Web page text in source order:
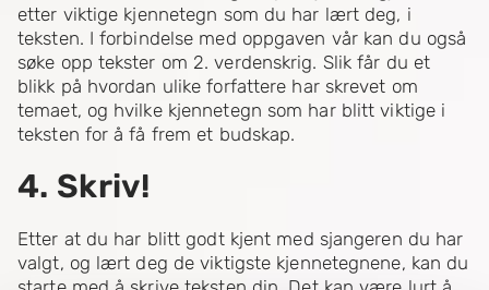
etter viktige kjennetegn som du har lært deg, i
teksten. I forbindelse med oppgaven vår kan du også
søke opp tekster om 2. verdenskrig. Slik får du et
blikk på hvordan ulike forfattere har skrevet om
temaet, og hvilke kjennetegn som har blitt viktige i
teksten for å få frem et budskap.
4. Skriv!
Etter at du har blitt godt kjent med sjangeren du har
valgt, og lært deg de viktigste kjennetegnene, kan du